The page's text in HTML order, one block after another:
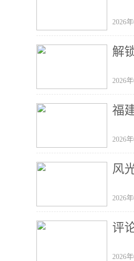
2026
解
2026
福
2026
风
2026
评
2026